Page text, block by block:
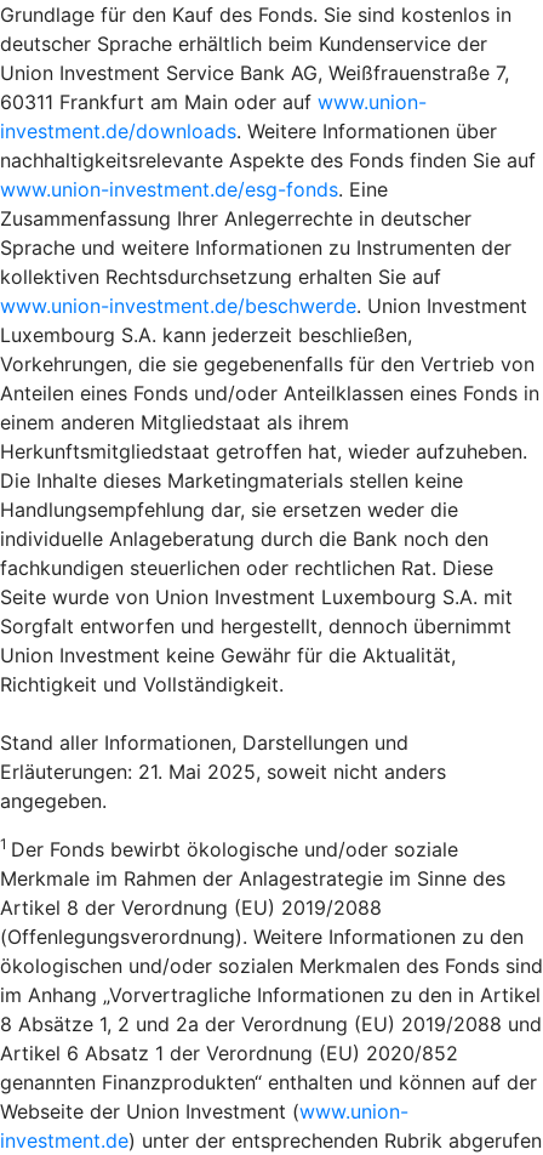
Grundlage für den Kauf des Fonds. Sie sind kostenlos in
deutscher Sprache erhältlich beim Kundenservice der
Union Investment Service Bank AG, Weißfrauenstraße 7,
60311 Frankfurt am Main oder auf www.union-
investment.de/downloads. Weitere Informationen über
nachhaltigkeitsrelevante Aspekte des Fonds finden Sie auf
www.union-investment.de/esg-fonds. Eine
Zusammenfassung Ihrer Anlegerrechte in deutscher
Sprache und weitere Informationen zu Instrumenten der
kollektiven Rechtsdurchsetzung erhalten Sie auf
www.union-investment.de/beschwerde. Union Investment
Luxembourg S.A. kann jederzeit beschließen,
Vorkehrungen, die sie gegebenenfalls für den Vertrieb von
Anteilen eines Fonds und/oder Anteilklassen eines Fonds in
einem anderen Mitgliedstaat als ihrem
Herkunftsmitgliedstaat getroffen hat, wieder aufzuheben.
Die Inhalte dieses Marketingmaterials stellen keine
Handlungsempfehlung dar, sie ersetzen weder die
individuelle Anlageberatung durch die Bank noch den
fachkundigen steuerlichen oder rechtlichen Rat. Diese
Seite wurde von Union Investment Luxembourg S.A. mit
Sorgfalt entworfen und hergestellt, dennoch übernimmt
Union Investment keine Gewähr für die Aktualität,
Richtigkeit und Vollständigkeit.
Stand aller Informationen, Darstellungen und
Erläuterungen: 21. Mai 2025, soweit nicht anders
angegeben.
1 Der Fonds bewirbt ökologische und/oder soziale
Merkmale im Rahmen der Anlagestrategie im Sinne des
Artikel 8 der Verordnung (EU) 2019/2088
(Offenlegungsverordnung). Weitere Informationen zu den
ökologischen und/oder sozialen Merkmalen des Fonds sind
im Anhang „Vorvertragliche Informationen zu den in Artikel
8 Absätze 1, 2 und 2a der Verordnung (EU) 2019/2088 und
Artikel 6 Absatz 1 der Verordnung (EU) 2020/852
genannten Finanzprodukten“ enthalten und können auf der
Webseite der Union Investment (www.union-
investment.de) unter der entsprechenden Rubrik abgerufen